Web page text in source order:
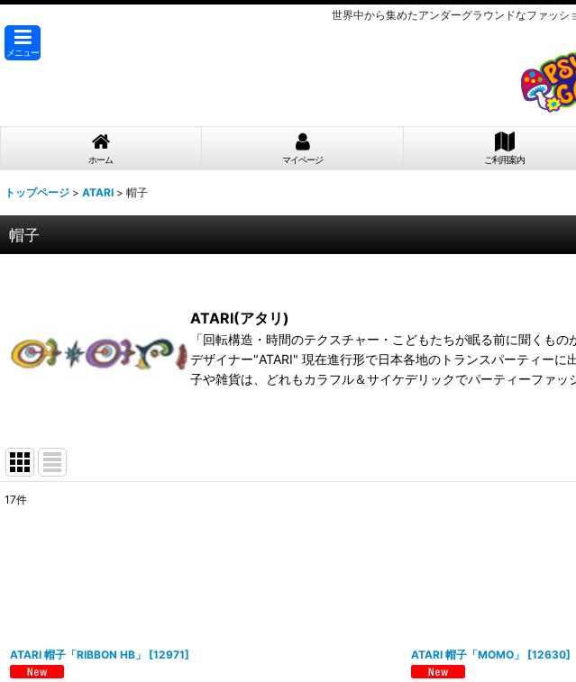
世界中から集めたアンダーグラウンドなファッシ
メニュー
ホーム マイページ ご利用案内
トップページ > ATARI > 帽子
帽子
ATARI(アタリ)
「回転構造・時間のテクスチャー・こどもたちが眠る前に聞くも
デザイナー"ATARI" 現在進行形で日本各地のトランスパーティー
子や雑貨は、どれもカラフル＆サイケデリックでパーティーファッ
17件
ATARI 帽子「RIBBON HB」 [12971] ATARI 帽子「MOMO」 [12630]